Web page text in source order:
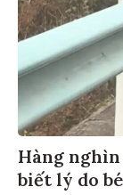
Hàng
biết lý do